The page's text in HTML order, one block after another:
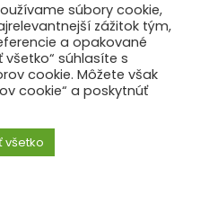
Webcreation
súbory cookie,
zážitok tým,
a opakované
všetko“ súhlasíte s
cookie. Môžete však
cookie“ a poskytnúť
všetko